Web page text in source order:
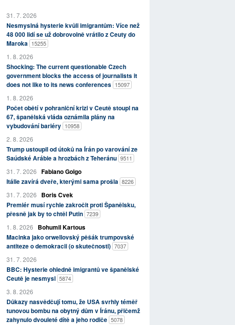
31. 7. 2026
Nesmyslná hysterie kvůli imigrantům: Více než
48 000 lidí se už dobrovolně vrátilo z Ceuty do
Maroka 15255
1. 8. 2026
Shocking: The current questionable Czech
government blocks the access of journalists it
does not like to its news conferences 15097
1. 8. 2026
Počet obětí v pohraniční krizi v Ceutě stoupl na
67, španělská vláda oznámila plány na
vybudování bariéry 10958
2. 8. 2026
Trump ustoupil od útoků na Írán po varování ze
Saúdské Arábie a hrozbách z Teheránu 9511
31. 7. 2026 Fabiano Golgo
Itálie zavírá dveře, kterými sama prošla 8226
31. 7. 2026
Boris Cvek
Premiér musí rychle zakročit proti Španělsku,
přesně jak by to chtěl Putin 7239
1. 8. 2026
Bohumil Kartous
Macinka jako orwellovský pěšák trumpovské
antiteze o demokracii (o skutečnosti) 7037
31. 7. 2026
BBC: Hysterie ohledně imigrantů ve španělské
Ceutě je nesmysl 5874
3. 8. 2026
Důkazy nasvědčují tomu, že USA svrhly téměř
tunovou bombu na obytný dům v Íránu, přičemž
zahynulo dvouleté dítě a jeho rodiče 5078